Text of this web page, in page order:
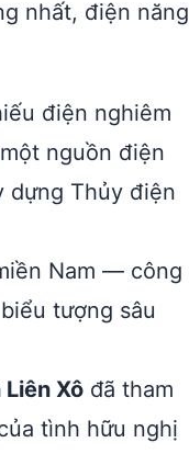
nhất, điện năng
điện nghiêm
nguồn điện
dựng Thủy điện
Nam — công
tượng sâu
Xô đã tham
tình hữu nghị